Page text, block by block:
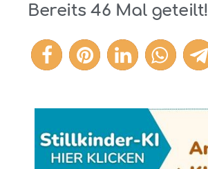
Bereits46 Mal geteilt!
46